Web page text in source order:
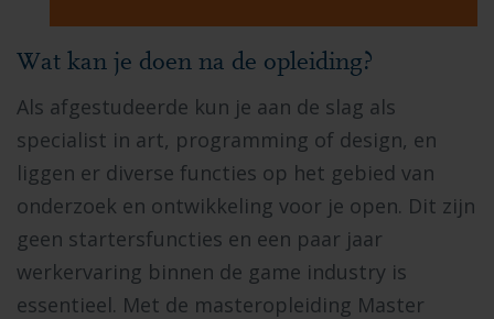
Wat kan je doen na de opleiding?
Als afgestudeerde kun je aan de slag als
specialist in art, programming of design, en
liggen er diverse functies op het gebied van
onderzoek en ontwikkeling voor je open. Dit zijn
geen startersfuncties en een paar jaar
werkervaring binnen de game industry is
essentieel. Met de masteropleiding Master